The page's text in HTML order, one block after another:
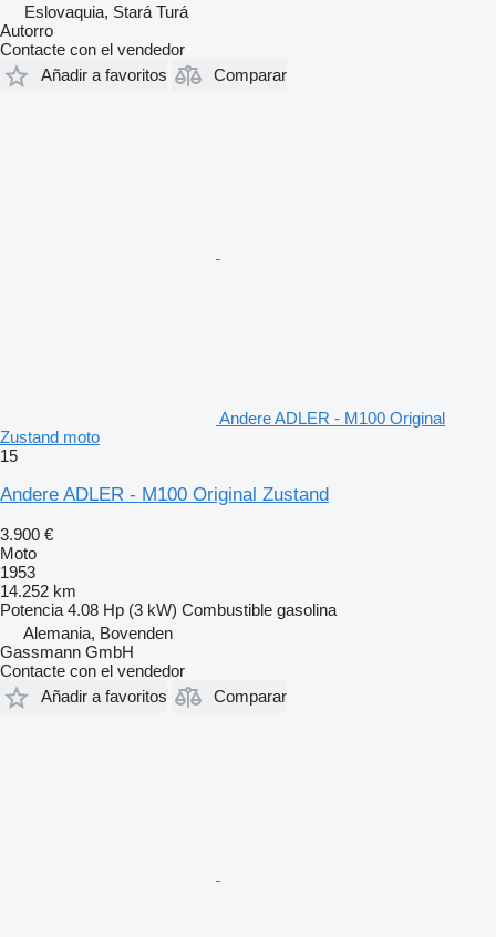
Eslovaquia, Stará Turá
Autorro
Contacte con el vendedor
Añadir a favoritos
Comparar
Andere ADLER - M100 Original
Zustand moto
15
Andere ADLER - M100 Original Zustand
3.900 €
Moto
1953
14.252 km
Potencia 4.08 Hp (3 kW) Combustible gasolina
Alemania, Bovenden
Gassmann GmbH
Contacte con el vendedor
Añadir a favoritos
Comparar